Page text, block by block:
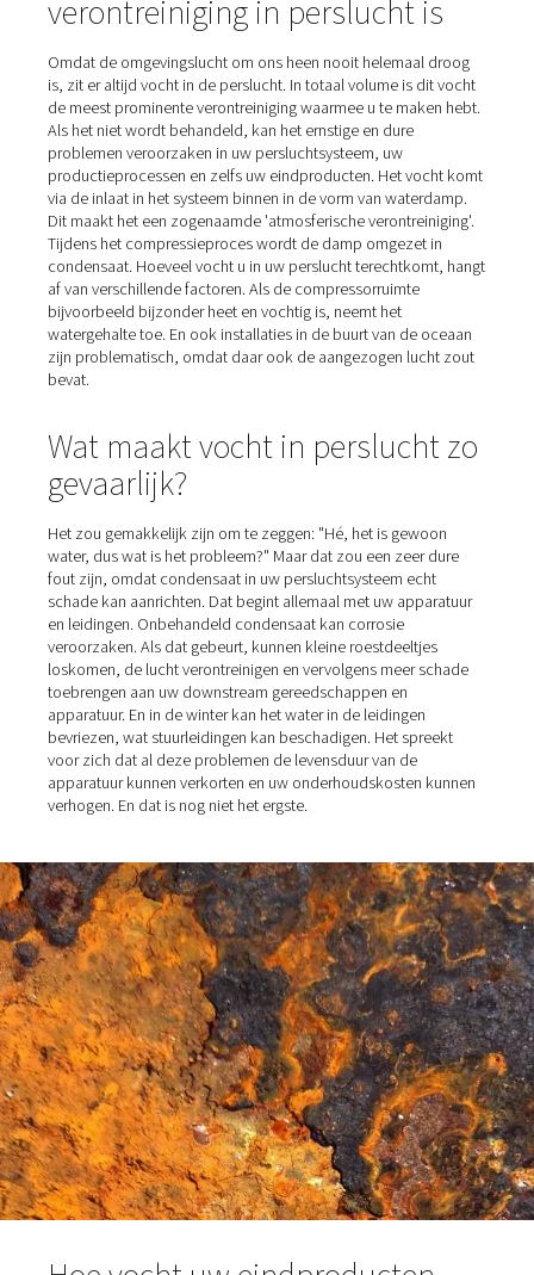
Home Blog Bestrijding Van Schadelijk Vocht In
Waarom vocht de grootste
verontreiniging in perslucht
Omdat de omgevingslucht om ons heen nooit
is, zit er altijd vocht in de perslucht. In totaal volume is
de meest prominente verontreiniging waarmee u te
Als het niet wordt behandeld, kan het ernstige en dure
problemen veroorzaken in uw persluchtsysteem, uw
productieprocessen en zelfs uw eindproducten. Het
Tijdens het compressieproces wordt de damp
condensaat. Hoeveel vocht u in uw perslucht
af van verschillende factoren. Als de compressorruimte
bijvoorbeeld bijzonder heet en vochtig is, neemt het
watergehalte toe. En ook installaties in de buurt van de
zijn problematisch, omdat daar ook de aangezogen
bevat.
Wat maakt vocht in
gevaarlijk?
Het zou gemakkelijk zijn om te zeggen: "Hé, het is
fout zijn, omdat condensaat in uw persluchtsysteem
schade kan aanrichten. Dat begint allemaal met uw
en leidingen. Onbehandeld condensaat kan corrosie
veroorzaken. Als dat gebeurt, kunnen kleine
loskomen, de lucht verontreinigen en vervolgens meer
toebrengen aan uw downstream gereedschappen en
apparatuur. En in de winter kan het water in de leidingen
bevriezen, wat stuurleidingen kan beschadigen. Het
voor zich dat al deze problemen de levensduur van de
apparatuur kunnen verkorten en uw onderhoudskosten
verhogen. En dat is nog niet het ergste.